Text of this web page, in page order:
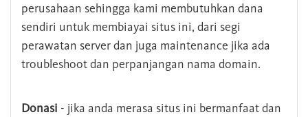
perusahaan sehingga kami membutuhkan dana
sendiri untuk membiayai situs ini, dari segi
perawatan server dan juga maintenance jika ada
troubleshoot dan perpanjangan nama domain.
Donasi - jika anda merasa situs ini bermanfaat dan